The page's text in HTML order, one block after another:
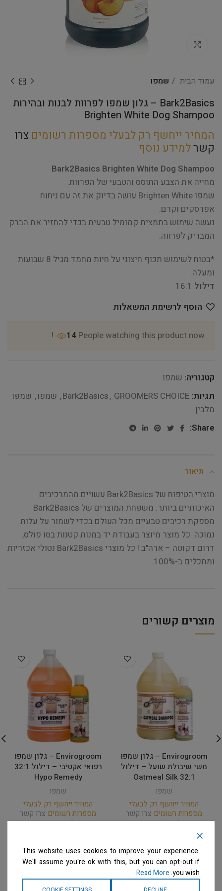
עמוד הבית שמפו
Bark2Basics – גלון שמפו לפרוות לבנות ובהירות
Brighten White Dog Shampoo
המחיר ייחשף רק לבעלי מספרות רשומים צרו
קשרלמידע נוסף
Bark2Basics Brighten White Dog Shampoo
מחייה את הצבע התוסס והטבעי של הפרוות.
שמפו Brighten White עושה בדיוק את זה עם ניחוח
אפרסקים וקרם.
נעשה שימוש בתמצית קמומיל טבעית בכדי להחזיר את הברק
המבריק לפרווה.
*בטוח לשימוש תכוף חיצוני על חיות מחמד מגיל 8 שבועות
ומעלה.
דילול
הוסף לרשימת המשאלות
14 People watching this product now!
קטגוריה: שמפו
תגיות:
Bark2Basics, GROOMERS CHOICE
, שמפו, שמפו
מלבין
Share:
תיאור
מוצרי הטיפוח של Bark2Basics עשויים מהמרכיבים
האיכותיים ביותר. משפחת המוצרים של Bark2Basics
מספקת רכיבים טבעיים מכל העולם בכדי לשמור על עלות
נמוכה. כל מוצר מיוצר בעבודת יד במנות קטנות בסו פולס,
דרום דקוטה – ארה"ב ! כל מוצרי Bark2Basics נטולי אכזריות
ומתכלים ב-100%.
מוצרים קשורים
Envirogroom – גלון שמפו
משי שיבולת שועל – דילול
32:1 Oatmeal Silk
שמפו
המחיר ייחשף רק לבעלי
מספרות רשומים צרו קשר
למידע נוסף
Envirogroom – גלון שמפו
רפואי אקטיבי – דילול 32:1
Hypo Remedy
שמפו
המחיר ייחשף רק לבעלי
מספרות רשומים צרו קשר
למידע נוסף
This website uses cookies to improve your experience.
We'll assume you're ok with this, but you can opt-out if
you wish.
Read More